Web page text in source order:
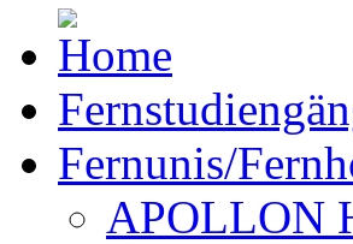
Fernunis/
APOLLON